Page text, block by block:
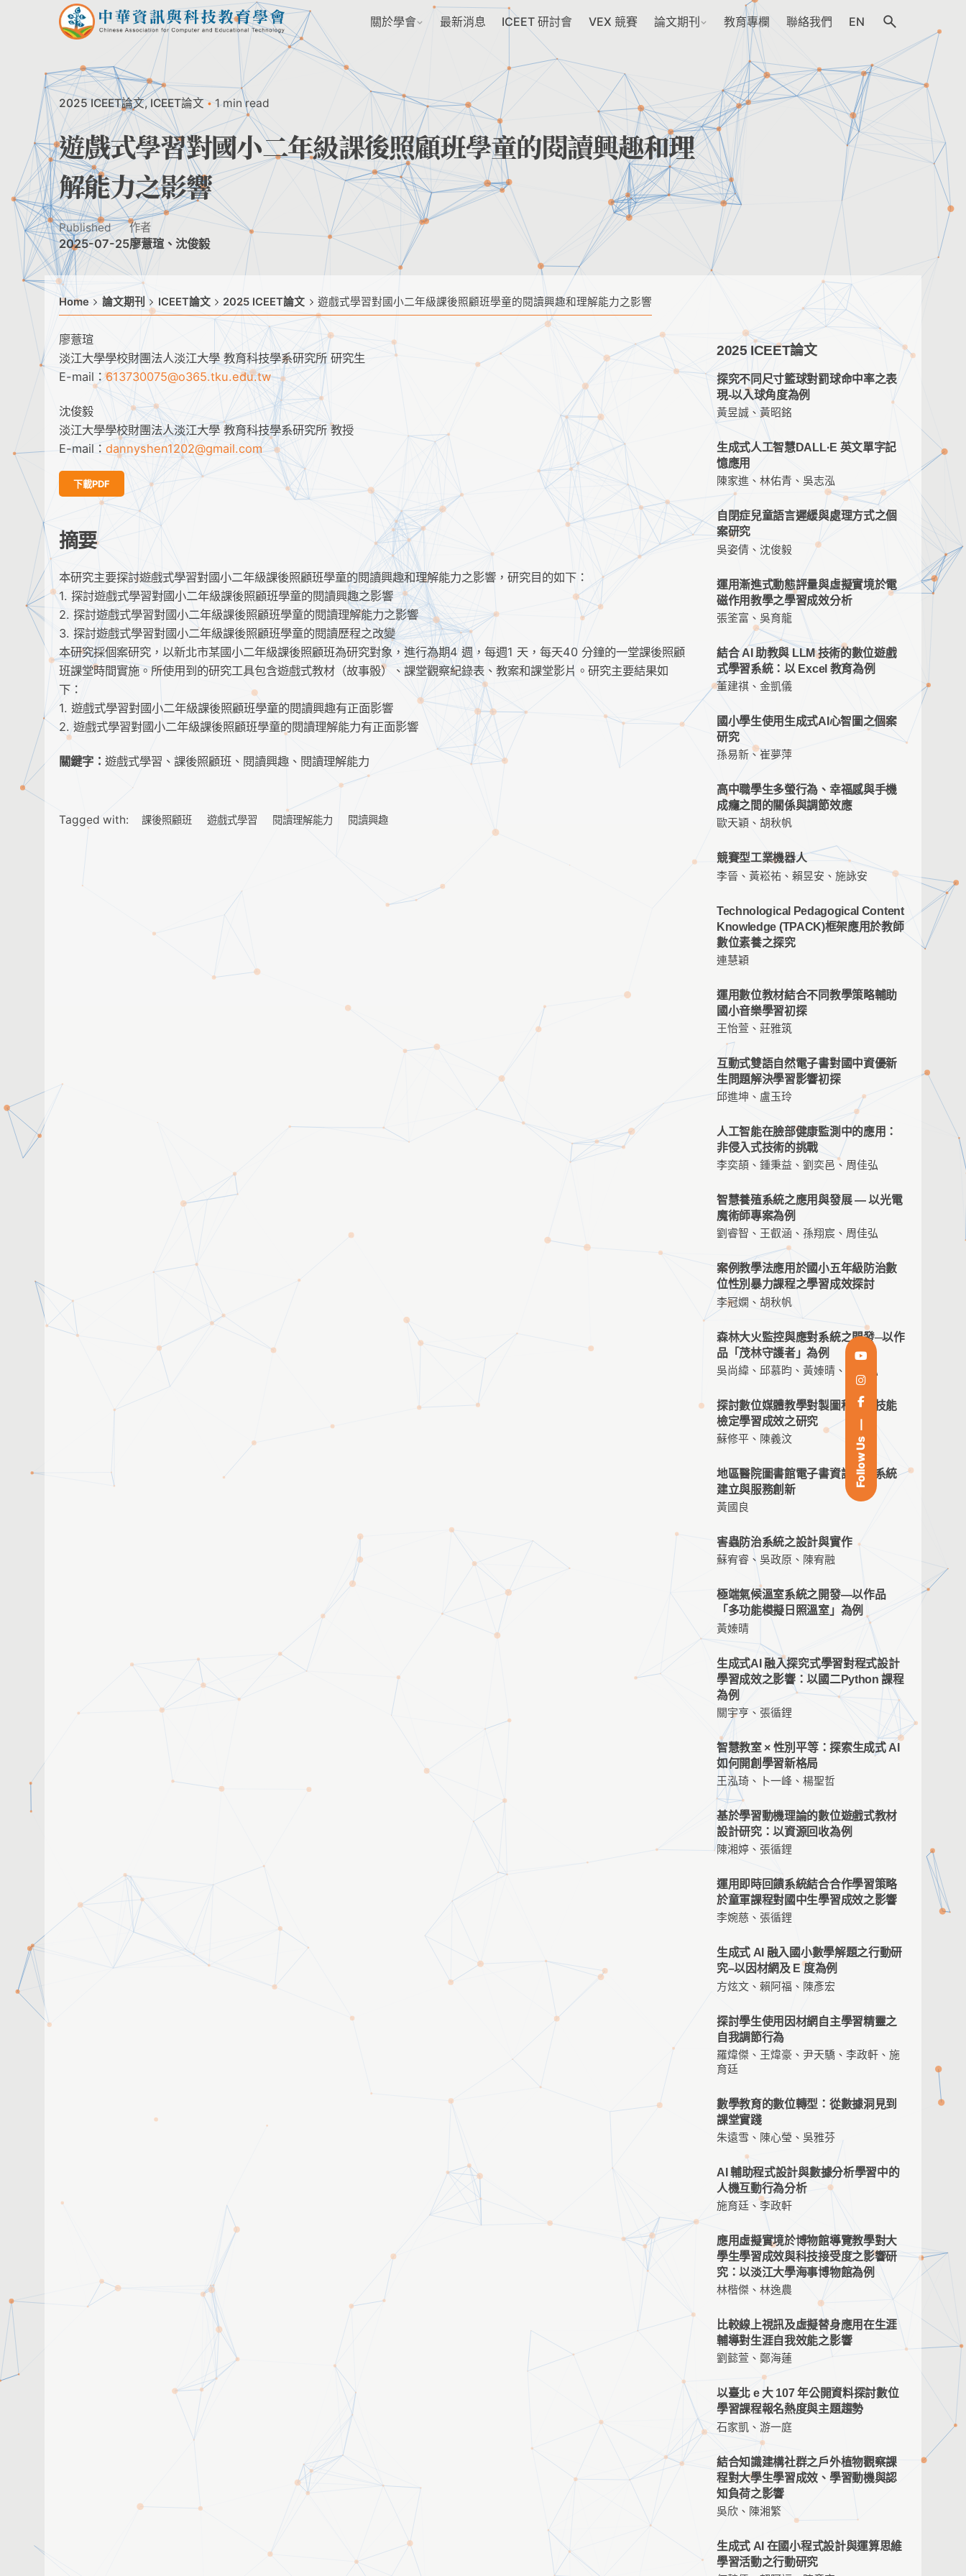
Follow Us
關於學會 最新消息 ICEET 研討會 VEX 競賽 論文期刊 教育專欄 聯絡我們 EN
2025 ICEET論文 ICEET論文 1 min read
遊戲式學習對國小二年級課後照顧班學童的閱讀興趣和理
解能力之影響
Published
2025-07-25
作者
廖薏瑄、沈俊毅
Home 論文期刊 ICEET論文 2025 ICEET論文 遊戲式學習對國小二年級課後照顧班學童的閱讀興趣和理解能力之影響
廖薏瑄
淡江大學學校財團法人淡江大學 教育科技學系研究所 研究生
E-mail：613730075@o365.tku.edu.tw
沈俊毅
淡江大學學校財團法人淡江大學 教育科技學系研究所 教授
E-mail： dannyshen1202@gmail.com
下載PDF
摘要
本研究主要探討遊戲式學習對國小二年級課後照顧班學童的閱讀興趣和理解能力之影響，研究目的如下：
1. 探討遊戲式學習對國小二年級課後照顧班學童的閱讀興趣之影響
2. 探討遊戲式學習對國小二年級課後照顧班學童的閱讀理解能力之影響
3. 探討遊戲式學習對國小二年級課後照顧班學童的閱讀歷程之改變
本研究採個案研究，以新北市某國小二年級課後照顧班為研究對象，進行為期4 週，每週1 天，每天40 分鐘的一堂課後照顧
班課堂時間實施。所使用到的研究工具包含遊戲式教材（故事骰）、課堂觀察紀錄表、教案和課堂影片。研究主要結果如
下：
1. 遊戲式學習對國小二年級課後照顧班學童的閱讀興趣有正面影響
2. 遊戲式學習對國小二年級課後照顧班學童的閱讀理解能力有正面影響
關鍵字： 遊戲式學習、課後照顧班、閱讀興趣、閱讀理解能力
Tagged with: 課後照顧班 遊戲式學習 閱讀理解能力 閱讀興趣
2025 ICEET論文
探究不同尺寸籃球對罰球命中率之表
現-以入球角度為例
黃昱誠、黃昭銘
生成式人工智慧DALL·E 英文單字記
憶應用
陳家進、林佑青、吳志泓
自閉症兒童語言遲緩與處理方式之個
案研究
吳姿倩、沈俊毅
運用漸進式動態評量與虛擬實境於電
磁作用教學之學習成效分析
張筌富、吳育龍
結合 AI 助教與 LLM 技術的數位遊戲
式學習系統：以 Excel 教育為例
董建祺、金凱儀
國小學生使用生成式AI心智圖之個案
研究
孫易新、崔夢萍
高中職學生多螢行為、幸福感與手機
成癮之間的關係與調節效應
歐天穎、胡秋帆
競賽型工業機器人
李晉、黃崧祐、賴昱安、施詠安
Technological Pedagogical Content
Knowledge (TPACK)框架應用於教師
數位素養之探究
連慧穎
運用數位教材結合不同教學策略輔助
國小音樂學習初探
王怡萱、莊雅筑
互動式雙語自然電子書對國中資優新
生問題解決學習影響初探
邱進坤、盧玉玲
人工智能在臉部健康監測中的應用：
非侵入式技術的挑戰
李奕頡、鍾秉益、劉奕邑、周佳弘
智慧養殖系統之應用與發展 — 以光電
魔術師專案為例
劉睿智、王叡涵、孫翔宸、周佳弘
案例教學法應用於國小五年級防治數
位性別暴力課程之學習成效探討
李冠嫻、胡秋帆
森林大火監控與應對系統之開發─以作
品「茂林守護者」為例
吳尚緯、邱慕昀、黃嫀晴、周佳弘
探討數位媒體教學對製圖科相關技能
檢定學習成效之研究
蘇修平、陳義汶
地區醫院圖書館電子書資訊服務系統
建立與服務創新
黃國良
害蟲防治系統之設計與實作
蘇宥睿、吳政原、陳宥融
極端氣候溫室系統之開發—以作品
「多功能模擬日照溫室」為例
黃嫀晴
生成式AI 融入探究式學習對程式設計
學習成效之影響：以國二Python 課程
為例
關宇亨、張循鋰
智慧教室 × 性別平等：探索生成式 AI
如何開創學習新格局
王泓琦、卜一峰、楊聖哲
基於學習動機理論的數位遊戲式教材
設計研究：以資源回收為例
陳湘婷、張循鋰
運用即時回饋系統結合合作學習策略
於童軍課程對國中生學習成效之影響
李婉慈、張循鋰
生成式 AI 融入國小數學解題之行動研
究–以因材網及 E 度為例
方炫文、賴阿福、陳彥宏
探討學生使用因材網自主學習精靈之
自我調節行為
羅煒傑、王煒豪、尹天驕、李政軒、施
育廷
數學教育的數位轉型：從數據洞見到
課堂實踐
朱遠雪、陳心瑩、吳雅芬
AI 輔助程式設計與數據分析學習中的
人機互動行為分析
施育廷、李政軒
應用虛擬實境於博物館導覽教學對大
學生學習成效與科技接受度之影響研
究：以淡江大學海事博物館為例
林楷傑、林逸農
比較線上視訊及虛擬替身應用在生涯
輔導對生涯自我效能之影響
劉懿萱、鄭海蓮
以臺北 e 大 107 年公開資料探討數位
學習課程報名熱度與主題趨勢
石家凱、游一庭
結合知識建構社群之戶外植物觀察課
程對大學生學習成效、學習動機與認
知負荷之影響
吳欣、陳湘繁
生成式 AI 在國小程式設計與運算思維
學習活動之行動研究